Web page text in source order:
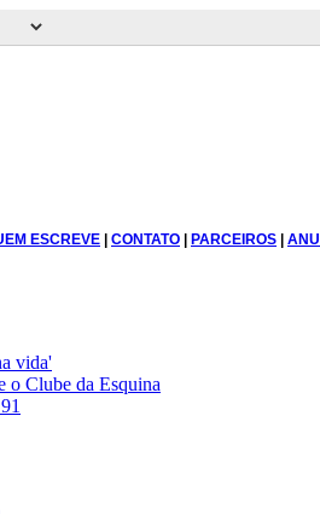
ESCREVE | CONTATO | PARCEIROS |
vida'
o Clube da Esquina